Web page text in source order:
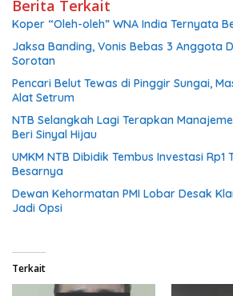
Berita Terkait
Koper “Oleh-oleh” WNA India Ternyata
Jaksa Banding, Vonis Bebas 3 Anggota
Sorotan
Pencari Belut Tewas di Pinggir Sungai,
Alat Setrum
NTB Selangkah Lagi Terapkan
Beri Sinyal Hijau
UMKM NTB Dibidik Tembus Investasi Rp1
Besarnya
Dewan Kehormatan PMI Lobar Desak
Jadi Opsi
Terkait